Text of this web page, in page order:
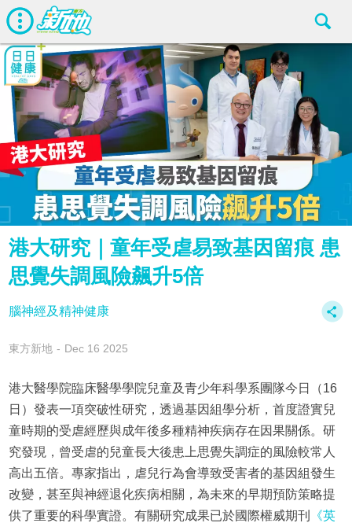
港大研究｜童年受虐易致基因留痕 患
思覺失調風險飆升5倍
腦神經及精神健康
東方新地 Dec 16 2025
港大醫學院臨床醫學學院兒童及青少年科學系團隊今日（16
日）發表一項突破性研究，透過基因組學分析，首度證實兒
童時期的受虐經歷與成年後多種精神疾病存在因果關係。研
究發現，曾受虐的兒童長大後患上思覺失調症的風險較常人
高出五倍。專家指出，虐兒行為會導致受害者的基因組發生
改變，甚至與神經退化疾病相關，為未來的早期預防策略提
供了重要的科學實證。有關研究成果已於國際權威期刊
《英